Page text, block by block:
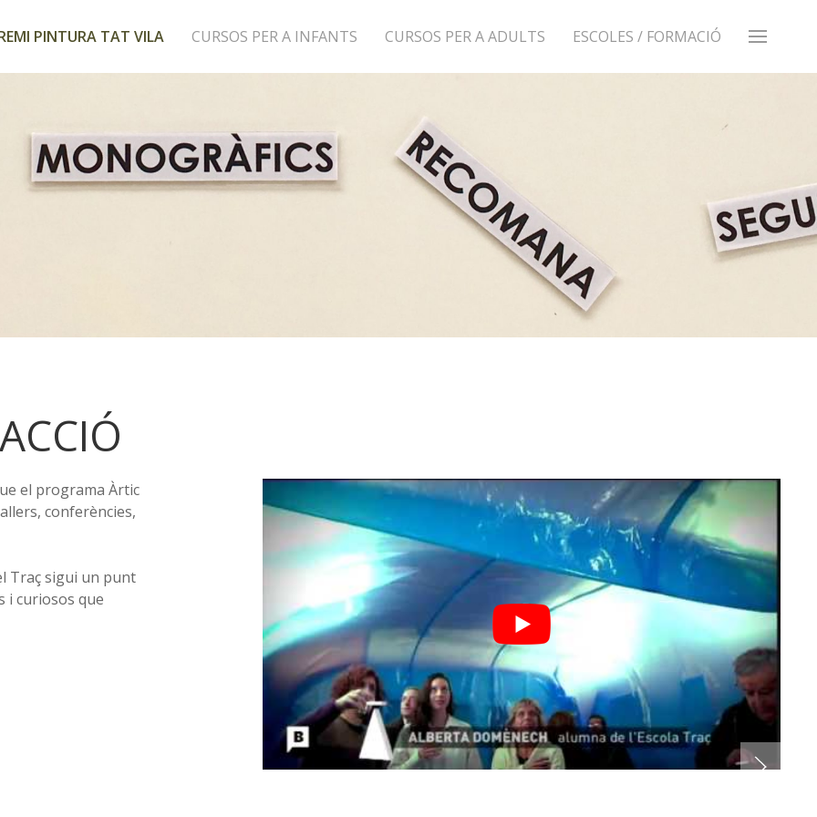
PINTURA TAT VILA CURSOS PER A INFANTS CURSOS PER A ADULTS ESCOLES / FORMACIÓ
el programa Àrtic
conferències,
Traç sigui un punt
i curiosos que